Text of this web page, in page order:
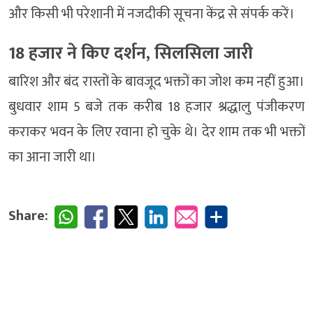
और किसी भी परेशानी में नजदीकी सूचना केंद्र से संपर्क करें।
18 हजार ने किए दर्शन, सिलसिला जारी
बारिश और बंद रास्तों के बावजूद भक्तों का जोश कम नहीं हुआ।
बुधवार शाम 5 बजे तक करीब 18 हजार श्रद्धालु पंजीकरण
कराकर भवन के लिए रवाना हो चुके थे। देर शाम तक भी भक्तों
का आना जारी था।
Share: